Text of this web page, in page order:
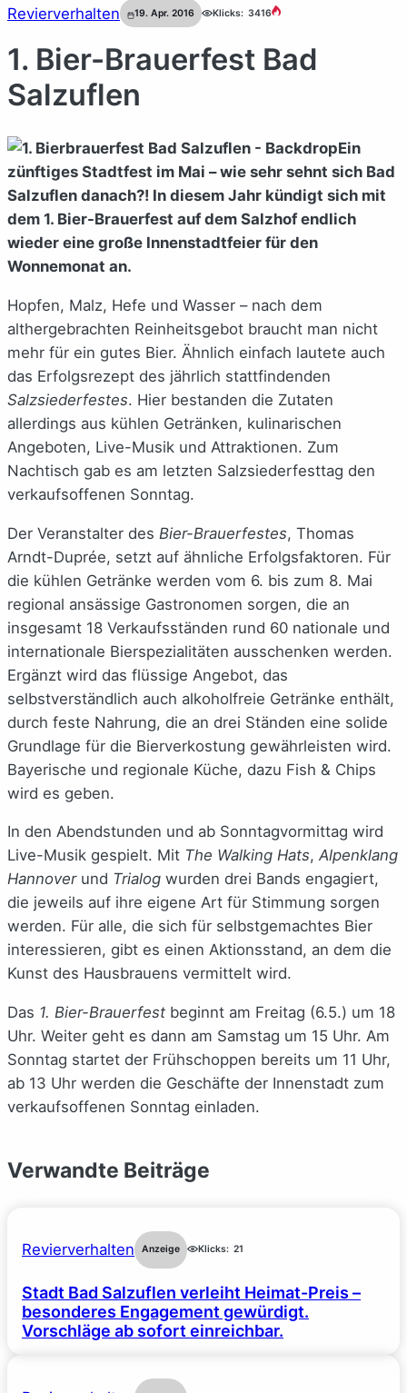
Revierverhalten 19. Apr. 2016 Klicks: 3416
1. Bier-Brauerfest Bad
Salzuflen
Ein
zünftiges Stadtfest im Mai – wie sehr sehnt sich Bad
Salzuflen danach?! In diesem Jahr kündigt sich mit
dem 1. Bier-Brauerfest auf dem Salzhof endlich
wieder eine große Innenstadtfeier für den
Wonnemonat an.
Hopfen, Malz, Hefe und Wasser – nach dem
althergebrachten Reinheitsgebot braucht man nicht
mehr für ein gutes Bier. Ähnlich einfach lautete auch
das Erfolgsrezept des jährlich stattfindenden
Salzsiederfestes. Hier bestanden die Zutaten
allerdings aus kühlen Getränken, kulinarischen
Angeboten, Live-Musik und Attraktionen. Zum
Nachtisch gab es am letzten Salzsiederfesttag den
verkaufsoffenen Sonntag.
Der Veranstalter des Bier-Brauerfestes, Thomas
Arndt-Duprée, setzt auf ähnliche Erfolgsfaktoren. Für
die kühlen Getränke werden vom 6. bis zum 8. Mai
regional ansässige Gastronomen sorgen, die an
insgesamt 18 Verkaufsständen rund 60 nationale und
internationale Bierspezialitäten ausschenken werden.
Ergänzt wird das flüssige Angebot, das
selbstverständlich auch alkoholfreie Getränke enthält,
durch feste Nahrung, die an drei Ständen eine solide
Grundlage für die Bierverkostung gewährleisten wird.
Bayerische und regionale Küche, dazu Fish & Chips
wird es geben.
In den Abendstunden und ab Sonntagvormittag wird
Live-Musik gespielt. Mit The Walking Hats, Alpenklang
Hannoverund Trialog wurden drei Bands engagiert,
die jeweils auf ihre eigene Art für Stimmung sorgen
werden. Für alle, die sich für selbstgemachtes Bier
interessieren, gibt es einen Aktionsstand, an dem die
Kunst des Hausbrauens vermittelt wird.
Das 1. Bier-Brauerfest beginnt am Freitag (6.5.) um 18
Uhr. Weiter geht es dann am Samstag um 15 Uhr. Am
Sonntag startet der Frühschoppen bereits um 11 Uhr,
ab 13 Uhr werden die Geschäfte der Innenstadt zum
verkaufsoffenen Sonntag einladen.
Verwandte Beiträge
Revierverhalten Anzeige Klicks: 21
Stadt Bad Salzuflen verleiht Heimat-Preis –
besonderes Engagement gewürdigt.
Vorschläge ab sofort einreichbar.